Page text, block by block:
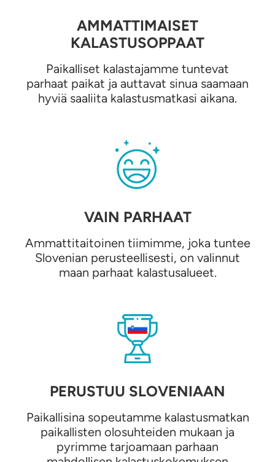
AMMATTIMAISET
KALASTUSOPPAAT
Paikalliset kalastajamme tuntevat
parhaat paikat ja auttavat sinua saamaan
hyviä saaliita kalastusmatkasi aikana.
VAIN PARHAAT
Ammattitaitoinen tiimimme, joka tuntee
Slovenian perusteellisesti, on valinnut
maan parhaat kalastusalueet.
PERUSTUU SLOVENIAAN
Paikallisina sopeutamme kalastusmatkan
paikallisten olosuhteiden mukaan ja
pyrimme tarjoamaan parhaan